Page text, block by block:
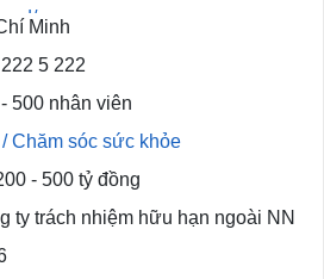
Minh
5 222
500 nhân viên
Chăm sóc sức khỏe
- 500 tỷ đồng
ty trách nhiệm hữu hạn ngoài NN